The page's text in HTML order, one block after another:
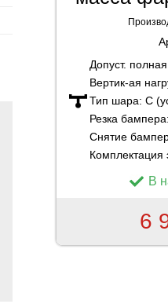
Допуст.
Вертик-ая
Тип шара: C
Резка
Снятие
Комплектация
В
6